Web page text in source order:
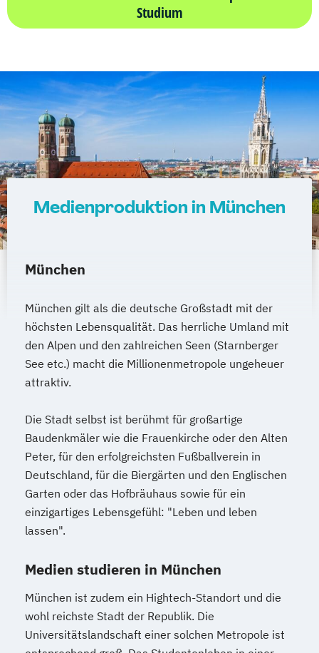
Studium
Medienproduktion in München
München
München gilt als die deutsche Großstadt mit der
höchsten Lebensqualität. Das herrliche Umland mit
den Alpen und den zahlreichen Seen (Starnberger
See etc.) macht die Millionenmetropole ungeheuer
attraktiv.
Die Stadt selbst ist berühmt für großartige
Baudenkmäler wie die Frauenkirche oder den Alten
Peter, für den erfolgreichsten Fußballverein in
Deutschland, für die Biergärten und den Englischen
Garten oder das Hofbräuhaus sowie für ein
einzigartiges Lebensgefühl: "Leben und leben
lassen".
Medien studieren in München
München ist zudem ein Hightech-Standort und die
wohl reichste Stadt der Republik. Die
Universitätslandschaft einer solchen Metropole ist